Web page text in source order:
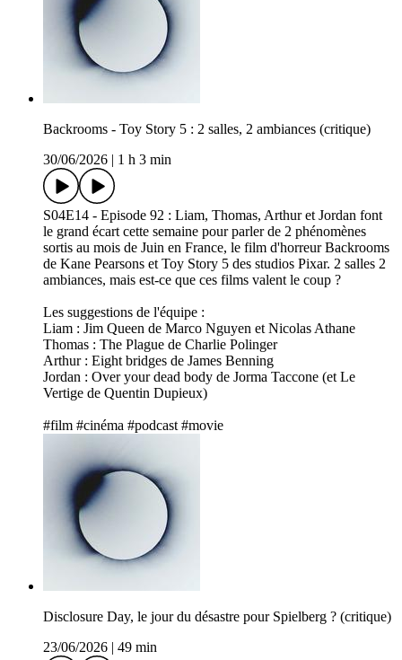
Backrooms - Toy Story 5 : 2 salles, 2 ambiances (critique)
30/06/2026
1 h 3 min
S04E14 - Episode 92 : Liam, Thomas, Arthur et Jordan font
le grand écart cette semaine pour parler de 2 phénomènes
sortis au mois de Juin en France, le film d'horreur Backrooms
de Kane Pearsons et Toy Story 5 des studios Pixar. 2 salles 2
ambiances, mais est-ce que ces films valent le coup ?
Les suggestions de l'équipe :
Liam : Jim Queen de Marco Nguyen et Nicolas Athane
Thomas : The Plague de Charlie Polinger
Arthur : Eight bridges de James Benning
Jordan : Over your dead body de Jorma Taccone (et Le
Vertige de Quentin Dupieux)
#film #cinéma #podcast #movie
Disclosure Day, le jour du désastre pour Spielberg ? (critique)
23/06/2026
49 min